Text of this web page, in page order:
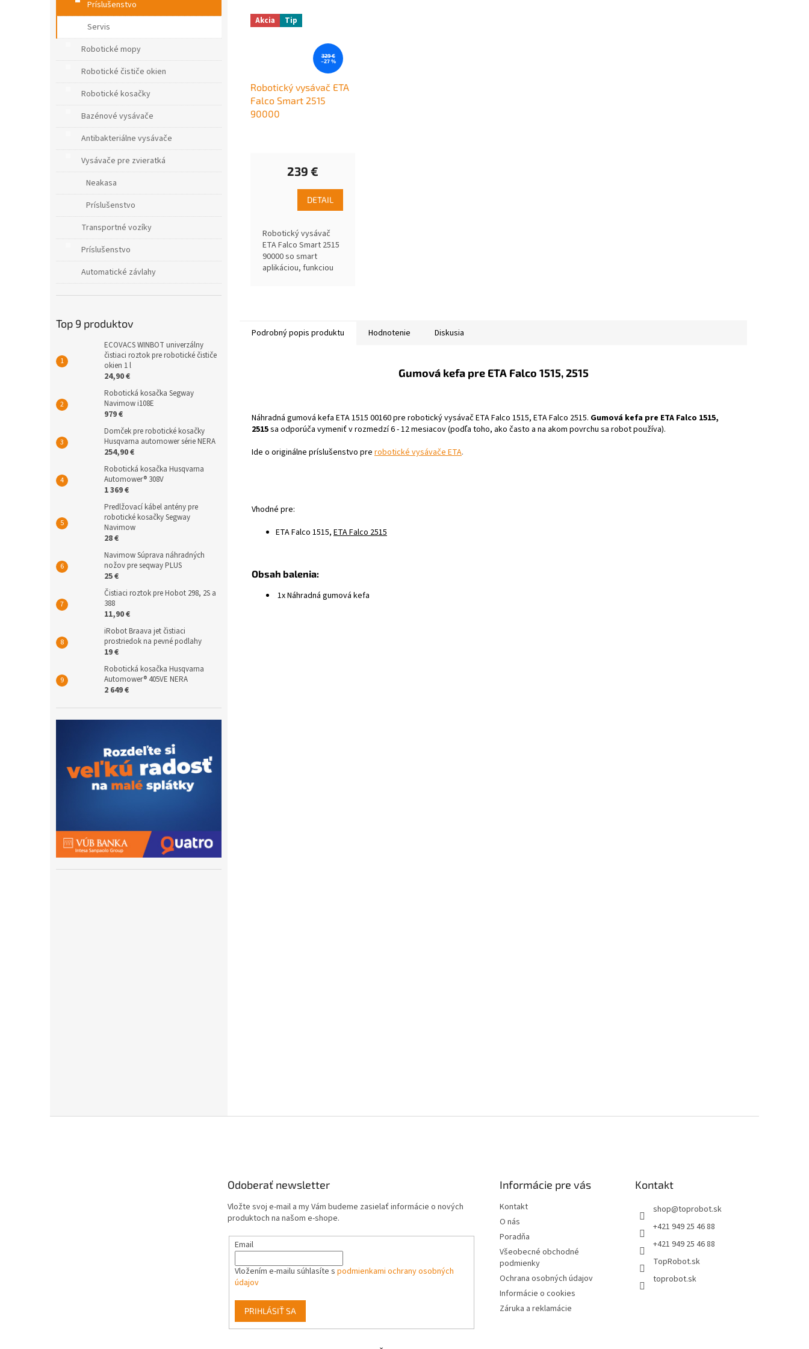
Príslušenstvo
Servis
Robotické mopy
Robotické čističe okien
Robotické kosačky
Bazénové vysávače
Antibakteriálne vysávače
Vysávače pre zvieratká
Neakasa
Príslušenstvo
Transportné vozíky
Príslušenstvo
Automatické závlahy
Top 9 produktov
ECOVACS WINBOT univerzálny
čistiaci roztok pre robotické čističe
okien 1 l
24,90 €
Robotická kosačka Segway
Navimow i108E
979 €
Domček pre robotické kosačky
Husqvarna automower série NERA
254,90 €
Robotická kosačka Husqvarna
Automower® 308V
1 369 €
Predlžovací kábel antény pre
robotické kosačky Segway
Navimow
28 €
Navimow Súprava náhradných
nožov pre seqway PLUS
25 €
Čistiaci roztok pre Hobot 298, 2S a
388
11,90 €
iRobot Braava jet čistiaci
prostriedok na pevné podlahy
19 €
Robotická kosačka Husqvarna
Automower® 405VE NERA
2 649 €
Akcia Tip
329 €
–27 %
Robotický vysávač ETA
Falco Smart 2515
90000
239 €
DETAIL
Robotický vysávač
ETA Falco Smart 2515
90000 so smart
aplikáciou, funkciou
prevádzky až 120
Podrobný popis produktu Hodnotenie Diskusia
Gumová kefa pre ETA Falco 1515, 2515
Náhradná gumová kefa ETA 1515 00160 pre robotický vysávač ETA Falco 1515, ETA Falco 2515. Gumová kefa pre ETA Falco 1515,
2515sa odporúča vymeniť v rozmedzí 6 - 12 mesiacov (podľa toho, ako často a na akom povrchu sa robot používa).
Ide o originálne príslušenstvo pre robotické vysávače ETA.
Vhodné pre:
ETA Falco 1515, ETA Falco 2515
Obsah balenia:
1x Náhradná gumová kefa
Odoberať newsletter
Vložte svoj e-mail a my Vám budeme zasielať informácie o nových
produktoch na našom e-shope.
Email
Vložením e-mailu súhlasíte s podmienkami ochrany osobných
údajov
PRIHLÁSIŤ SA
Informácie pre vás
Kontakt
O nás
Poradňa
Všeobecné obchodné
podmienky
Ochrana osobných údajov
Informácie o cookies
Záruka a reklamácie
Kontakt
shop@toprobot.sk
+421 949 25 46 88
+421 949 25 46 88
TopRobot.sk
toprobot.sk